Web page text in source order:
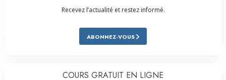
Recevez l’actualité et restez informé.
ABONNEZ-VOUS
COURS GRATUIT EN LIGNE